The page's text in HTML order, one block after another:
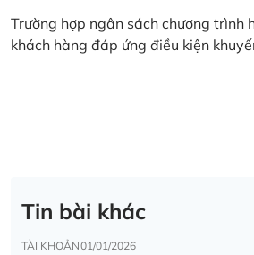
Trường hợp ngân sách chương trình
khách hàng đáp ứng điều kiện
Tin bài khác
TÀI KHOẢN01/01/2026